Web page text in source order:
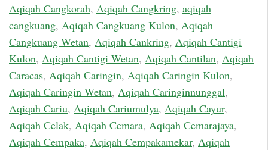
Aqiqah Cangkorah, Aqiqah Cangkring, aqiqah
cangkuang, Aqiqah Cangkuang Kulon, Aqiqah
Cangkuang Wetan, Aqiqah Cankring, Aqiqah Cantigi
Kulon, Aqiqah Cantigi Wetan, Aqiqah Cantilan, Aqiqah
Caracas, Aqiqah Caringin, Aqiqah Caringin Kulon,
Aqiqah Caringin Wetan, Aqiqah Caringinnunggal,
Aqiqah Cariu, Aqiqah Cariumulya, Aqiqah Cayur,
Aqiqah Celak, Aqiqah Cemara, Aqiqah Cemarajaya,
Aqiqah Cempaka, Aqiqah Cempakamekar, Aqiqah